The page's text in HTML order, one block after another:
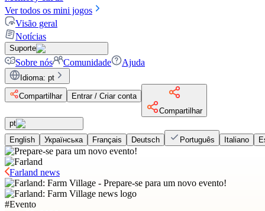
Ver todos os mini jogos
Visão geral
Notícias
Suporte
Sobre nós Comunidade Ajuda
Idioma: pt
Compartilhar
Entrar / Criar conta
Compartilhar
pt
English
Українська Français Deutsch Português Italiano
Farland news
#Evento